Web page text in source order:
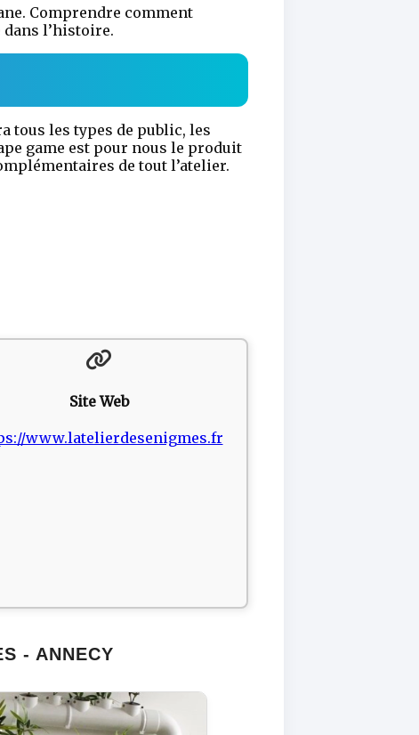
Comprendre comment
l’histoire.
tous les types de public, les
game est pour nous le produit
de tout l’atelier.
Site Web
www.latelierdesenigmes.fr
- ANNECY